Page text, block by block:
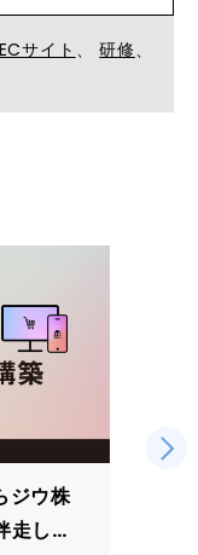
ECサイト
研修
ジウ株
走して